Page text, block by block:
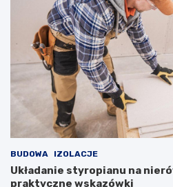
BUDOWA IZOLACJE
Układanie styropianu na
praktyczne wskazówki